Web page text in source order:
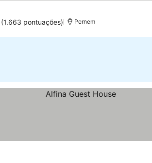
(1.663 pontuações) Pernem